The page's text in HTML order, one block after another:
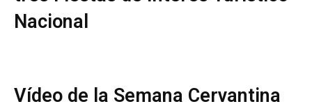
Nacional
Vídeo de la Semana Cervantina